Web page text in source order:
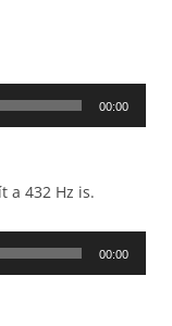
00:00
a 432 Hz is.
00:00